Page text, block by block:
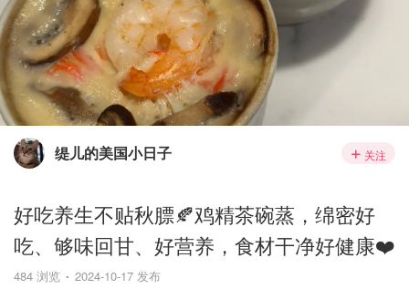
缇儿的美国小日子 关注
好吃养生不贴秋膘🍂鸡精茶碗蒸，绵密好
吃、够味回甘、好营养，食材干净好健康❤️
484 浏览 2024-10-17 发布